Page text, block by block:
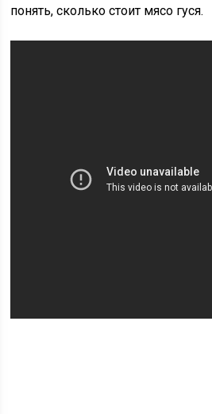
понять, сколько стоит мясо гуся.